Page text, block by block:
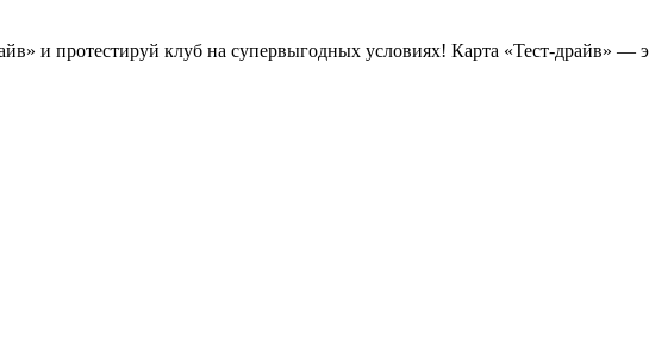
и протестируй клуб на супервыгодных условиях! Карта «Тест-драйв» —